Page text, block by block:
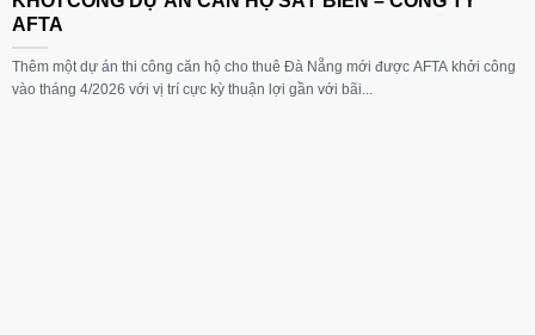
AFTA
Thêm một dự án thi công căn hộ cho thuê Đà Nẵng mới được AFTA khởi công
vào tháng 4/2026 với vị trí cực kỳ thuận lợi gần với bãi...